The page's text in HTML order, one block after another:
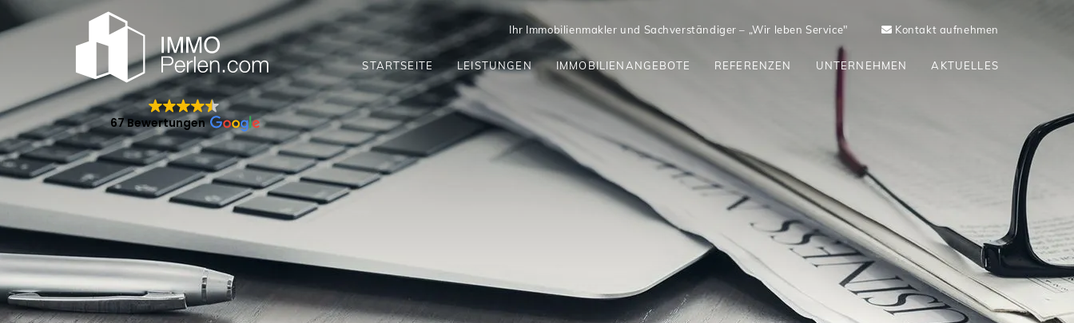
67 Bewertungen
Ihr Immobilienmakler und Sachverständiger – „Wir leben Service" Kontakt aufnehmen
STARTSEITE LEISTUNGEN IMMOBILIENANGEBOTE REFERENZEN UNTERNEHMEN AKTUELLES